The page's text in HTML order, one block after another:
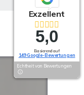
Exzellent
5,0
Basierend auf
149 Google-Bewertungen
Echtheit von Bewertungen
Exzellent
5,0
Basierend auf
149 Google-Bewertungen
Echtheit von Bewertungen